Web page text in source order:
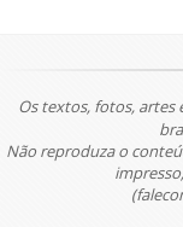
Os textos, fotos, artes
Não reproduza o